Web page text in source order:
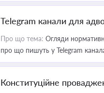
Telegram канали для
Про що тема: Огляди
про що пишуть у Telegram
Конституційне